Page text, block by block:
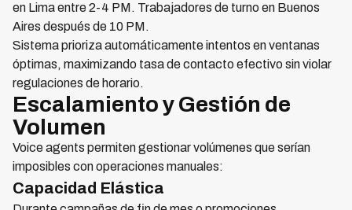
en Lima entre 2-4 PM. Trabajadores de turno en Buenos
Aires después de 10 PM.
Sistema prioriza automáticamente intentos en ventanas
óptimas, maximizando tasa de contacto efectivo sin violar
regulaciones de horario.
Escalamiento y Gestión de
Volumen
Voice agents permiten gestionar volúmenes que serían
imposibles con operaciones manuales:
Capacidad Elástica